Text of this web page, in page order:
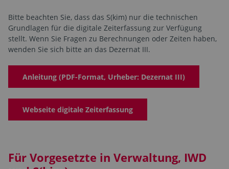
Bitte beachten Sie, dass das S(kim) nur die technischen
Grundlagen für die digitale Zeiterfassung zur Verfügung
stellt. Wenn Sie Fragen zu Berechnungen oder Zeiten haben,
wenden Sie sich bitte an das Dezernat III.
Anleitung (PDF-Format, Urheber: Dezernat III)
Webseite digitale Zeiterfassung
Für Vorgesetzte in Verwaltung, IWD